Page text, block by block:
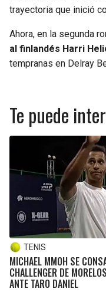
trayectoria que inició
Ahora, en la segunda
al finlandés Harri
tempranas en Delray
Te puede
TENIS
MICHAEL MMOH SE
CHALLENGER DE
ANTE TARO DANIEL